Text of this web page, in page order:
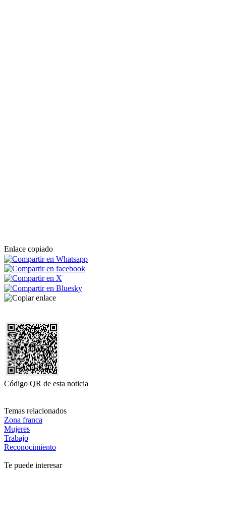
Enlace copiado
Código QR de esta noticia
Temas relacionados
Zona franca
Mujeres
Trabajo
Reconocimiento
Te puede interesar